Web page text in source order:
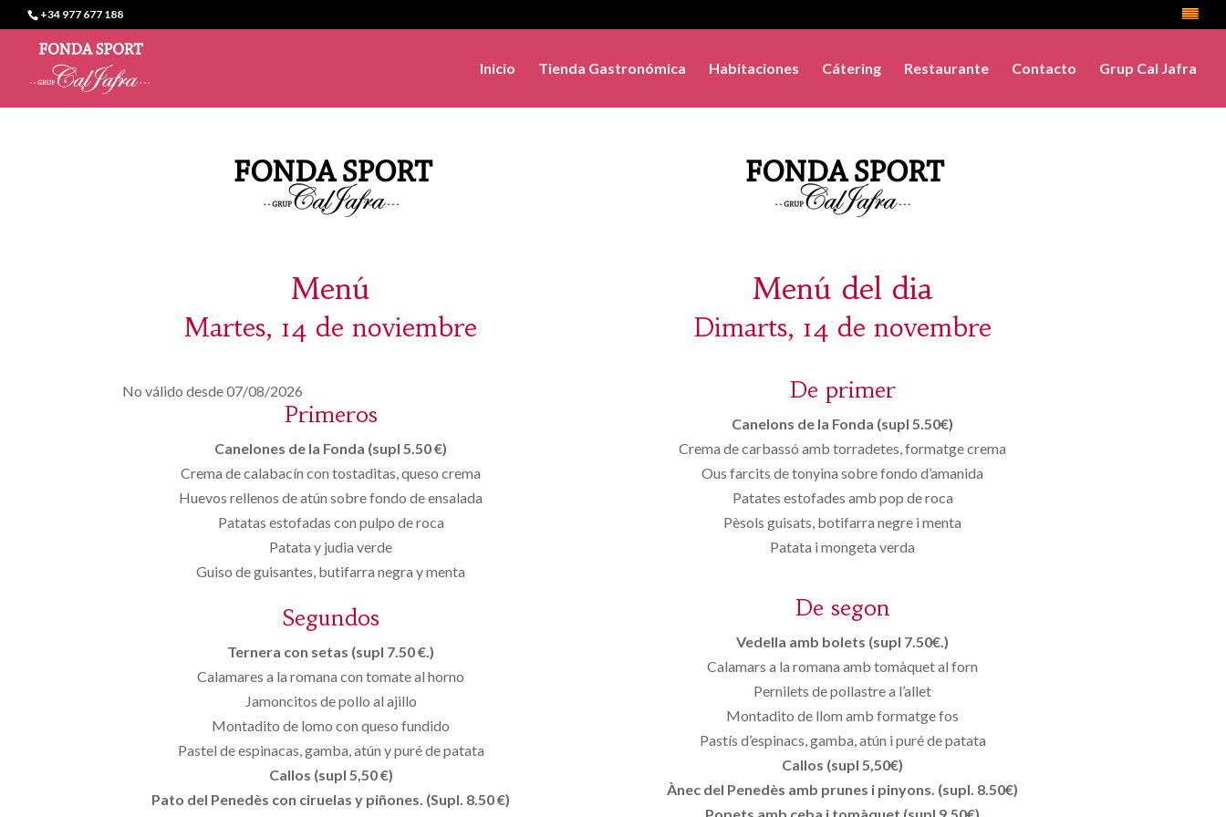
+34 977 677 188
Inicio Tienda Gastronómica Habitaciones Cátering Restaurante Contacto Grup Cal Jafra
Menú
Martes, 14 de noviembre
No válido desde 07/08/2026
Primeros
Canelones de la Fonda (supl 5.50 €)
Crema de calabacín con tostaditas, queso crema
Huevos rellenos de atún sobre fondo de ensalada
Patatas estofadas con pulpo de roca
Patata y judia verde
Guiso de guisantes, butifarra negra y menta
Segundos
Ternera con setas (supl 7.50 €.)
Calamares a la romana con tomate al horno
Jamoncitos de pollo al ajillo
Montadito de lomo con queso fundido
Pastel de espinacas, gamba, atún y puré de patata
Callos (supl 5,50 €)
Pato del Penedès con ciruelas y piñones. (Supl. 8.50 €)
Menú del dia
Dimarts, 14 de novembre
De primer
Canelons de la Fonda (supl 5.50€)
Crema de carbassó amb torradetes, formatge crema
Ous farcits de tonyina sobre fondo d’amanida
Patates estofades amb pop de roca
Pèsols guisats, botifarra negre i menta
Patata i mongeta verda
De segon
Vedella amb bolets (supl 7.50€.)
Calamars a la romana amb tomàquet al forn
Pernilets de pollastre a l’allet
Montadito de llom amb formatge fos
Pastís d’espinacs, gamba, atún i puré de patata
Callos (supl 5,50€)
Ànec del Penedès amb prunes i pinyons. (supl. 8.50€)